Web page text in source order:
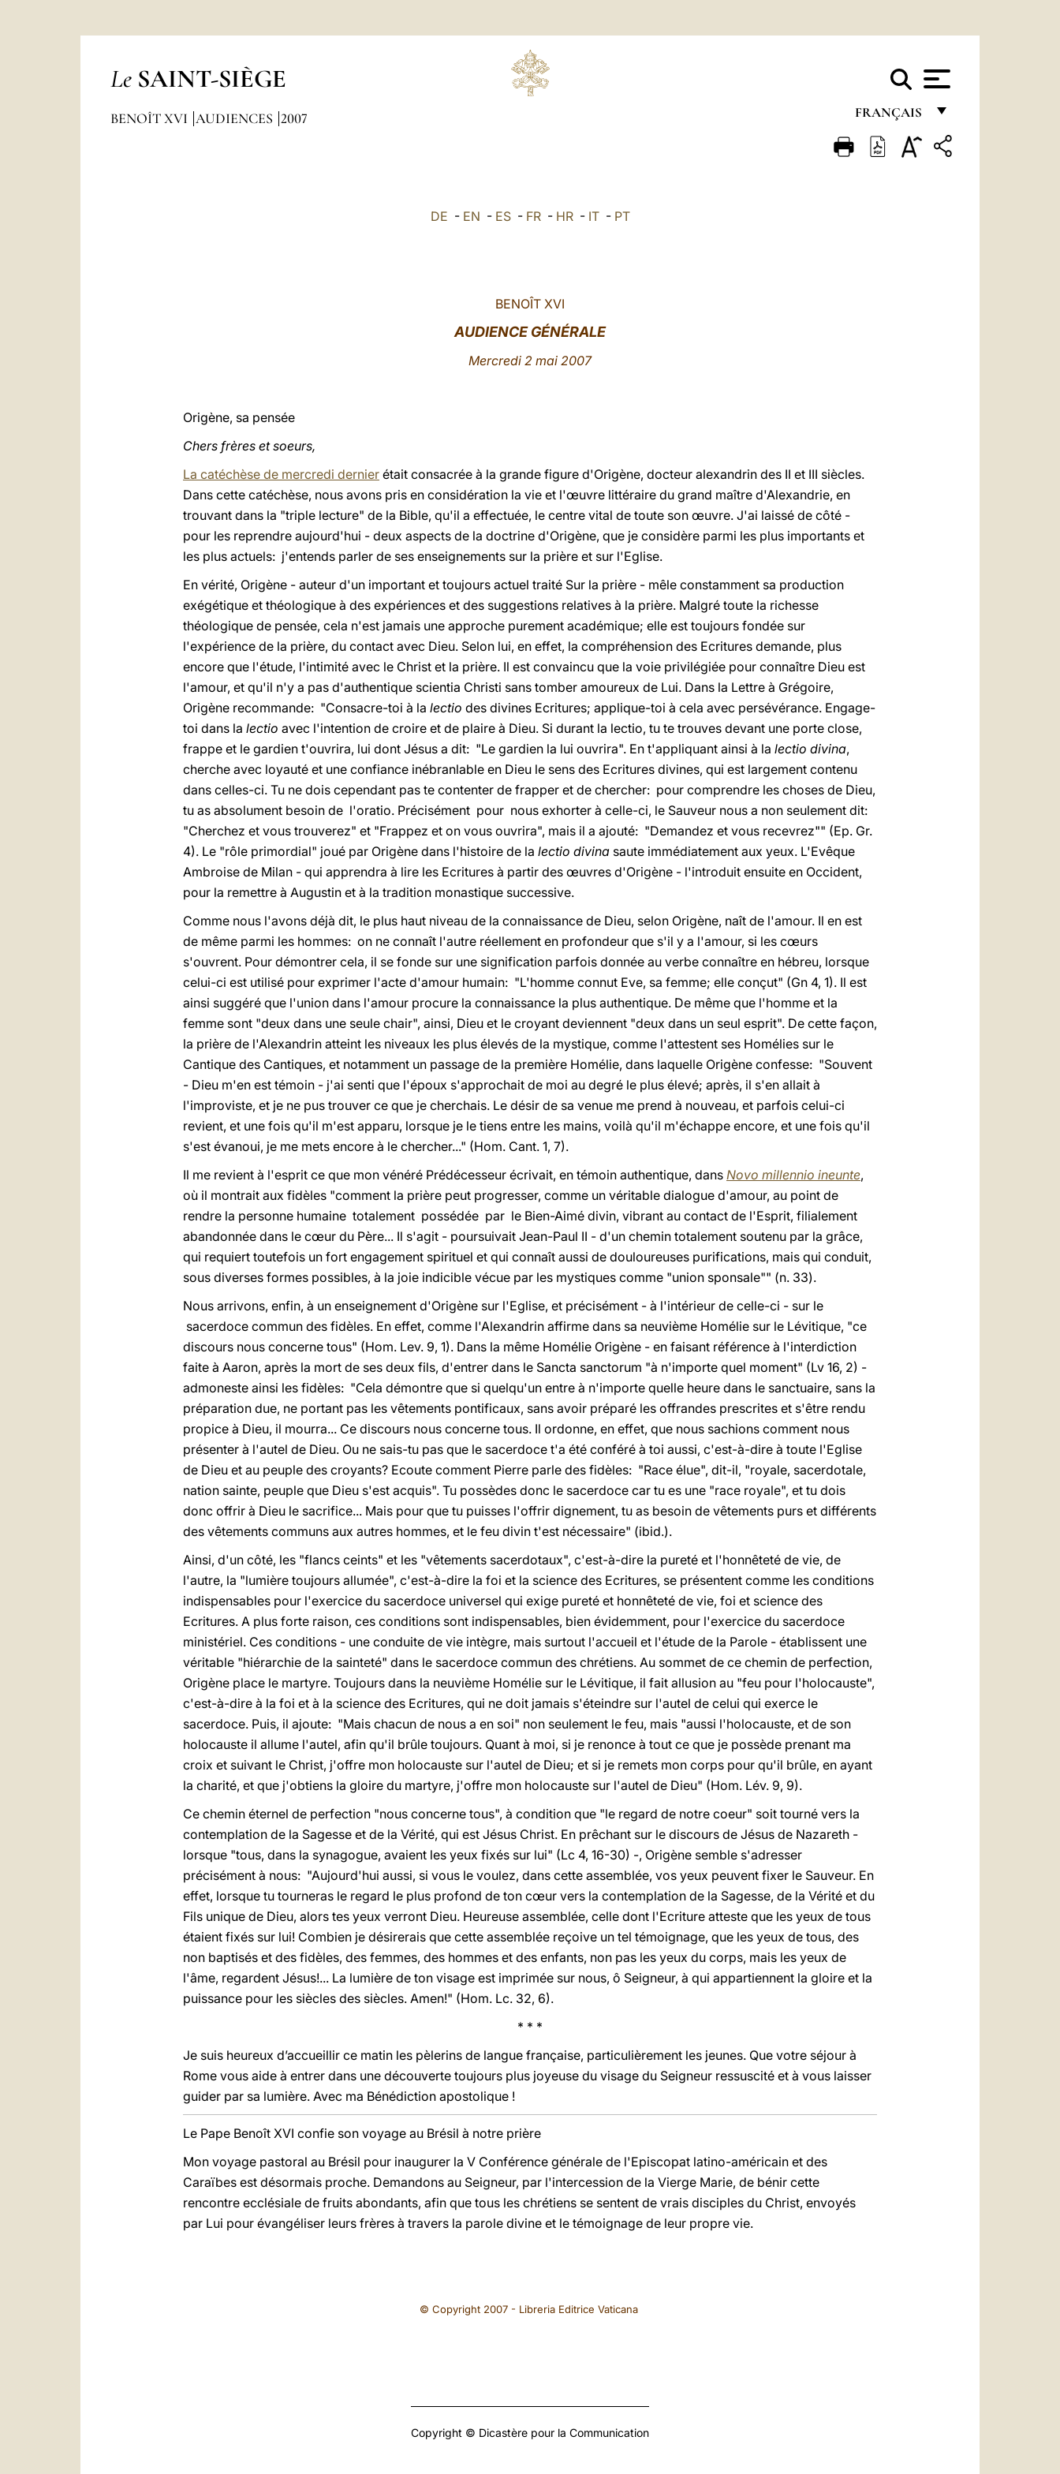
Le SAINT-SIÈGE
FRANÇAIS
FRANÇAIS
BENOÎT XVI AUDIENCES 2007
DE - EN - ES- FR- HR- IT- PT
BENOÎT XVI
AUDIENCE GÉNÉRALE
Mercredi 2 mai 2007
Origène, sa pensée
Chers frères et soeurs,
La catéchèse de mercredi dernier était consacrée à la grande figure d'Origène, docteur alexandrin des II et III siècles.
Dans cette catéchèse, nous avons pris en considération la vie et l'œuvre littéraire du grand maître d'Alexandrie, en
trouvant dans la "triple lecture" de la Bible, qu'il a effectuée, le centre vital de toute son œuvre. J'ai laissé de côté -
pour les reprendre aujourd'hui - deux aspects de la doctrine d'Origène, que je considère parmi les plus importants et
les plus actuels: j'entends parler de ses enseignements sur la prière et sur l'Eglise.
En vérité, Origène - auteur d'un important et toujours actuel traité Sur la prière - mêle constamment sa production
exégétique et théologique à des expériences et des suggestions relatives à la prière. Malgré toute la richesse
théologique de pensée, cela n'est jamais une approche purement académique; elle est toujours fondée sur
l'expérience de la prière, du contact avec Dieu. Selon lui, en effet, la compréhension des Ecritures demande, plus
encore que l'étude, l'intimité avec le Christ et la prière. Il est convaincu que la voie privilégiée pour connaître Dieu est
l'amour, et qu'il n'y a pas d'authentique scientia Christi sans tomber amoureux de Lui. Dans la Lettre à Grégoire,
Origène recommande: "Consacre-toi à la lectio des divines Ecritures; applique-toi à cela avec persévérance. Engage-
toi dans la lectio avec l'intention de croire et de plaire à Dieu. Si durant la lectio, tu te trouves devant une porte close,
frappe et le gardien t'ouvrira, lui dont Jésus a dit: "Le gardien la lui ouvrira". En t'appliquant ainsi à la lectio divina,
cherche avec loyauté et une confiance inébranlable en Dieu le sens des Ecritures divines, qui est largement contenu
dans celles-ci. Tu ne dois cependant pas te contenter de frapper et de chercher: pour comprendre les choses de Dieu,
tu as absolument besoin de l'oratio. Précisément pour nous exhorter à celle-ci, le Sauveur nous a non seulement dit:
"Cherchez et vous trouverez" et "Frappez et on vous ouvrira", mais il a ajouté: "Demandez et vous recevrez"" (Ep. Gr.
4). Le "rôle primordial" joué par Origène dans l'histoire de la lectio divina saute immédiatement aux yeux. L'Evêque
Ambroise de Milan - qui apprendra à lire les Ecritures à partir des œuvres d'Origène - l'introduit ensuite en Occident,
pour la remettre à Augustin et à la tradition monastique successive.
Comme nous l'avons déjà dit, le plus haut niveau de la connaissance de Dieu, selon Origène, naît de l'amour. Il en est
de même parmi les hommes: on ne connaît l'autre réellement en profondeur que s'il y a l'amour, si les cœurs
s'ouvrent. Pour démontrer cela, il se fonde sur une signification parfois donnée au verbe connaître en hébreu, lorsque
celui-ci est utilisé pour exprimer l'acte d'amour humain: "L'homme connut Eve, sa femme; elle conçut" (Gn 4, 1). Il est
ainsi suggéré que l'union dans l'amour procure la connaissance la plus authentique. De même que l'homme et la
femme sont "deux dans une seule chair", ainsi, Dieu et le croyant deviennent "deux dans un seul esprit". De cette façon,
la prière de l'Alexandrin atteint les niveaux les plus élevés de la mystique, comme l'attestent ses Homélies sur le
Cantique des Cantiques, et notamment un passage de la première Homélie, dans laquelle Origène confesse: "Souvent
- Dieu m'en est témoin - j'ai senti que l'époux s'approchait de moi au degré le plus élevé; après, il s'en allait à
l'improviste, et je ne pus trouver ce que je cherchais. Le désir de sa venue me prend à nouveau, et parfois celui-ci
revient, et une fois qu'il m'est apparu, lorsque je le tiens entre les mains, voilà qu'il m'échappe encore, et une fois qu'il
s'est évanoui, je me mets encore à le chercher..." (Hom. Cant. 1, 7).
Il me revient à l'esprit ce que mon vénéré Prédécesseur écrivait, en témoin authentique, dans Novo millennio ineunte,
où il montrait aux fidèles "comment la prière peut progresser, comme un véritable dialogue d'amour, au point de
rendre la personne humaine totalement possédée par le Bien-Aimé divin, vibrant au contact de l'Esprit, filialement
abandonnée dans le cœur du Père... Il s'agit - poursuivait Jean-Paul II - d'un chemin totalement soutenu par la grâce,
qui requiert toutefois un fort engagement spirituel et qui connaît aussi de douloureuses purifications, mais qui conduit,
sous diverses formes possibles, à la joie indicible vécue par les mystiques comme "union sponsale"" (n. 33).
Nous arrivons, enfin, à un enseignement d'Origène sur l'Eglise, et précisément - à l'intérieur de celle-ci - sur le
sacerdoce commun des fidèles. En effet, comme l'Alexandrin affirme dans sa neuvième Homélie sur le Lévitique, "ce
discours nous concerne tous" (Hom. Lev. 9, 1). Dans la même Homélie Origène - en faisant référence à l'interdiction
faite à Aaron, après la mort de ses deux fils, d'entrer dans le Sancta sanctorum "à n'importe quel moment" (Lv 16, 2) -
admoneste ainsi les fidèles: "Cela démontre que si quelqu'un entre à n'importe quelle heure dans le sanctuaire, sans la
préparation due, ne portant pas les vêtements pontificaux, sans avoir préparé les offrandes prescrites et s'être rendu
propice à Dieu, il mourra... Ce discours nous concerne tous. Il ordonne, en effet, que nous sachions comment nous
présenter à l'autel de Dieu. Ou ne sais-tu pas que le sacerdoce t'a été conféré à toi aussi, c'est-à-dire à toute l'Eglise
de Dieu et au peuple des croyants? Ecoute comment Pierre parle des fidèles: "Race élue", dit-il, "royale, sacerdotale,
nation sainte, peuple que Dieu s'est acquis". Tu possèdes donc le sacerdoce car tu es une "race royale", et tu dois
donc offrir à Dieu le sacrifice... Mais pour que tu puisses l'offrir dignement, tu as besoin de vêtements purs et différents
des vêtements communs aux autres hommes, et le feu divin t'est nécessaire" (ibid.).
Ainsi, d'un côté, les "flancs ceints" et les "vêtements sacerdotaux", c'est-à-dire la pureté et l'honnêteté de vie, de
l'autre, la "lumière toujours allumée", c'est-à-dire la foi et la science des Ecritures, se présentent comme les conditions
indispensables pour l'exercice du sacerdoce universel qui exige pureté et honnêteté de vie, foi et science des
Ecritures. A plus forte raison, ces conditions sont indispensables, bien évidemment, pour l'exercice du sacerdoce
ministériel. Ces conditions - une conduite de vie intègre, mais surtout l'accueil et l'étude de la Parole - établissent une
véritable "hiérarchie de la sainteté" dans le sacerdoce commun des chrétiens. Au sommet de ce chemin de perfection,
Origène place le martyre. Toujours dans la neuvième Homélie sur le Lévitique, il fait allusion au "feu pour l'holocauste",
c'est-à-dire à la foi et à la science des Ecritures, qui ne doit jamais s'éteindre sur l'autel de celui qui exerce le
sacerdoce. Puis, il ajoute: "Mais chacun de nous a en soi" non seulement le feu, mais "aussi l'holocauste, et de son
holocauste il allume l'autel, afin qu'il brûle toujours. Quant à moi, si je renonce à tout ce que je possède prenant ma
croix et suivant le Christ, j'offre mon holocauste sur l'autel de Dieu; et si je remets mon corps pour qu'il brûle, en ayant
la charité, et que j'obtiens la gloire du martyre, j'offre mon holocauste sur l'autel de Dieu" (Hom. Lév. 9, 9).
Ce chemin éternel de perfection "nous concerne tous", à condition que "le regard de notre coeur" soit tourné vers la
contemplation de la Sagesse et de la Vérité, qui est Jésus Christ. En prêchant sur le discours de Jésus de Nazareth -
lorsque "tous, dans la synagogue, avaient les yeux fixés sur lui" (Lc 4, 16-30) -, Origène semble s'adresser
précisément à nous: "Aujourd'hui aussi, si vous le voulez, dans cette assemblée, vos yeux peuvent fixer le Sauveur. En
effet, lorsque tu tourneras le regard le plus profond de ton cœur vers la contemplation de la Sagesse, de la Vérité et du
Fils unique de Dieu, alors tes yeux verront Dieu. Heureuse assemblée, celle dont l'Ecriture atteste que les yeux de tous
étaient fixés sur lui! Combien je désirerais que cette assemblée reçoive un tel témoignage, que les yeux de tous, des
non baptisés et des fidèles, des femmes, des hommes et des enfants, non pas les yeux du corps, mais les yeux de
l'âme, regardent Jésus!... La lumière de ton visage est imprimée sur nous, ô Seigneur, à qui appartiennent la gloire et la
puissance pour les siècles des siècles. Amen!" (Hom. Lc. 32, 6).
* * *
Je suis heureux d’accueillir ce matin les pèlerins de langue française, particulièrement les jeunes. Que votre séjour à
Rome vous aide à entrer dans une découverte toujours plus joyeuse du visage du Seigneur ressuscité et à vous laisser
guider par sa lumière. Avec ma Bénédiction apostolique !
Le Pape Benoît XVI confie son voyage au Brésil à notre prière
Mon voyage pastoral au Brésil pour inaugurer la V Conférence générale de l'Episcopat latino-américain et des
Caraïbes est désormais proche. Demandons au Seigneur, par l'intercession de la Vierge Marie, de bénir cette
rencontre ecclésiale de fruits abondants, afin que tous les chrétiens se sentent de vrais disciples du Christ, envoyés
par Lui pour évangéliser leurs frères à travers la parole divine et le témoignage de leur propre vie.
© Copyright 2007 - Libreria Editrice Vaticana
Copyright © Dicastère pour la Communication